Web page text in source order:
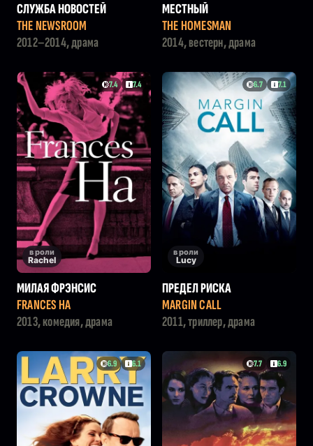
СЛУЖБА НОВОСТЕЙ
THE NEWSROOM
2012–2014, драма
МЕСТНЫЙ
THE HOMESMAN
2014, вестерн, драма
7.4 7.4
в роли
Rachel
МИЛАЯ ФРЭНСИС
FRANCES HA
2013, комедия, драма
6.7 7.1
в роли
Lucy
ПРЕДЕЛ РИСКА
MARGIN CALL
2011, триллер, драма
6.9 6.1 7.7 6.9